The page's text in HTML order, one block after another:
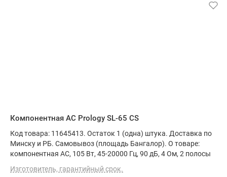
Компонентная АС Prology SL-65 CS
Код товара: 11645413. Остаток 1 (одна) штука. Доставка по
Минску и РБ. Самовывоз (площадь Бангалор). О товаре:
компонентная АС, 105 Вт, 45-20000 Гц, 90 дБ, 4 Ом, 2 полосы
Изготовитель, гарантийный срок.